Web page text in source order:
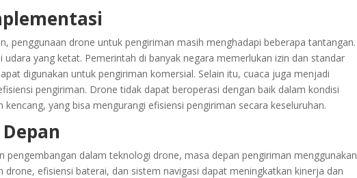
penggunaan drone untuk pengiriman masih menghadapi beberapa tantangan.
yang ketat. Pemerintah di banyak negara memerlukan izin dan standar
digunakan untuk pengiriman komersial. Selain itu, cuaca juga menjadi
pengiriman. Drone tidak dapat beroperasi dengan baik dalam kondisi
yang bisa mengurangi efisiensi pengiriman secara keseluruhan.
pengembangan dalam teknologi drone, masa depan pengiriman menggunakan
efisiensi baterai, dan sistem navigasi dapat meningkatkan kinerja dan